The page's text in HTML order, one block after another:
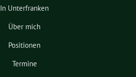
In Unterfranken
Über mich
Positionen
Termine